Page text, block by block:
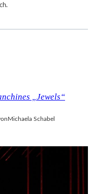
„Jewels“
Michaela Schabel